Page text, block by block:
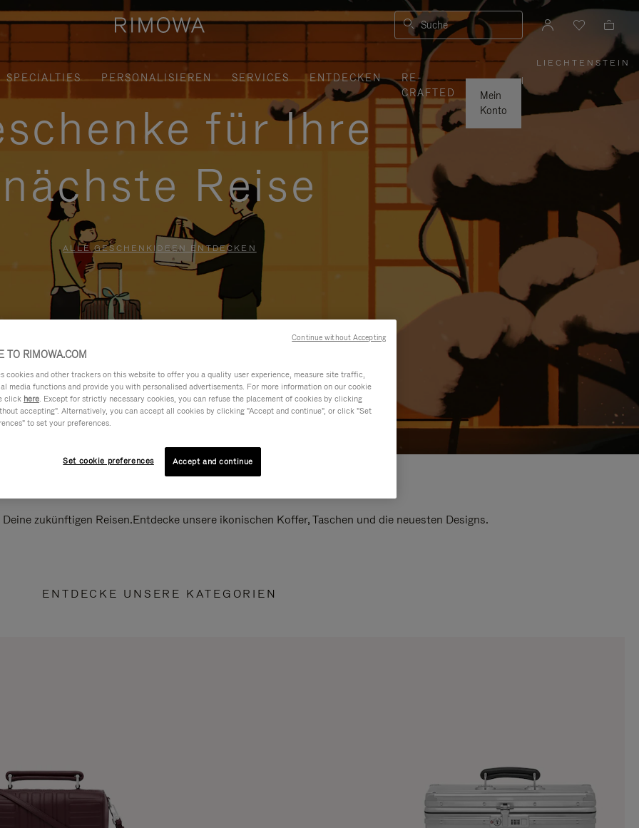
Suche
SPECIALTIES PERSONALISIEREN SERVICES ENTDECKEN
RE-
CRAFTED
Mein
Konto
LIECHTENSTEIN
,
WÄHLEN
IHRE
REGION
AUS
|
für Ihre
nächste Reise
ALLE GESCHENKIDEEN ENTDECKEN
zukünftigen Reisen.Entdecke unsere ikonischen Koffer, Taschen und die neuesten Designs.
ENTDECKE UNSERE KATEGORIEN
TO RIMOWA.COM
cookies and other trackers on this website to offer you a quality user experience, measure site traffic,
media functions and provide you with personalised advertisements. For more information on our cookie
click here. Except for strictly necessary cookies, you can refuse the placement of cookies by clicking
accepting". Alternatively, you can accept all cookies by clicking "Accept and continue", or click "Set
to set your preferences.
Set cookie preferences Accept and continue
Continue without Accepting